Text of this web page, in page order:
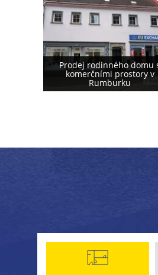
Prodej rodinného domu
podstávkového typu ve
Varnsdorfu